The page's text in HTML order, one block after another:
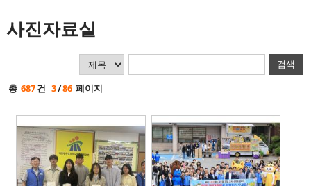
사진자료실
검색
총 687건 3/86 페이지